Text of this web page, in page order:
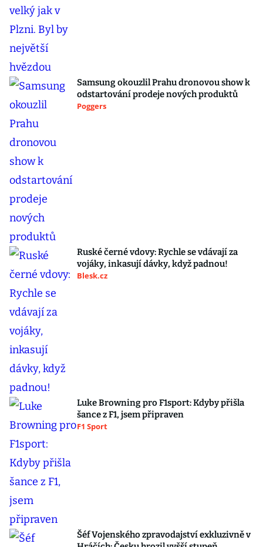
Samsung okouzlil Prahu dronovou show k
odstartování prodeje nových produktů
Poggers
Ruské černé vdovy: Rychle se vdávají za
vojáky, inkasují dávky, když padnou!
Blesk.cz
Luke Browning pro F1sport: Kdyby přišla
šance z F1, jsem připraven
F1 Sport
Šéf Vojenského zpravodajství exkluzivně v